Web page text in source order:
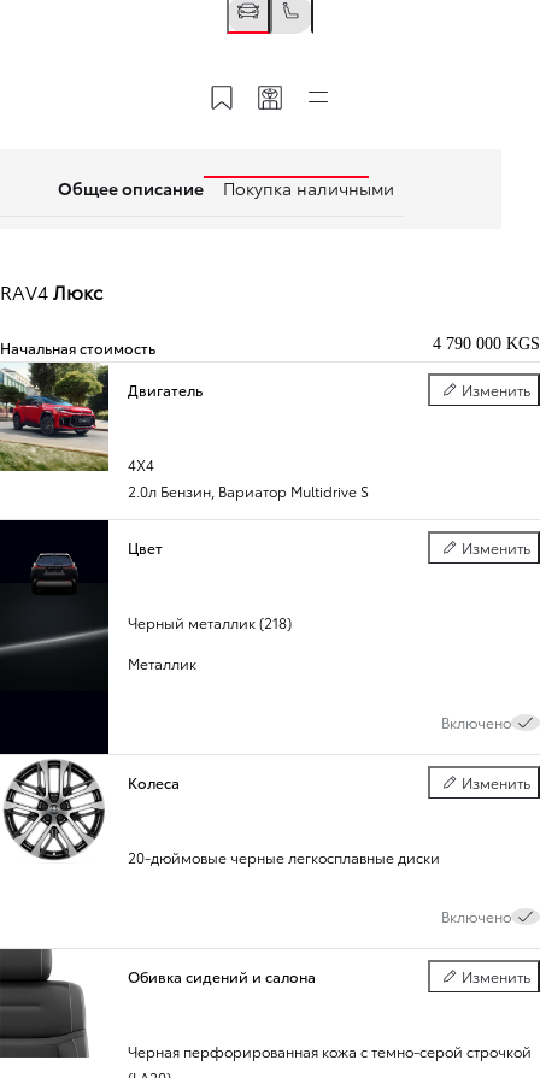
Сохранить в «Моя Тойота»
Поделиться кодом
Общее описание Покупка наличными
RAV4Люкс
Начальная стоимость 4 790 000 KGS
Двигатель Изменить
Двигатель
4X4
2.0л Бензин, Вариатор Multidrive S
Цвет Изменить
Цвет
Черный металлик (218)
Металлик
Включено
Колеса Изменить
Колеса
20-дюймовые черные легкосплавные диски
Включено
Обивка сидений и салона Изменить
Обивка
Черная перфорированная кожа с темно-серой строчкой